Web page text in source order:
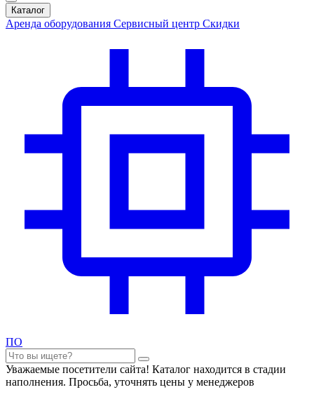
Каталог
Аренда оборудования Сервисный центр Скидки
ПО
Уважаемые посетители сайта! Каталог находится в стадии
наполнения. Просьба, уточнять цены у менеджеров